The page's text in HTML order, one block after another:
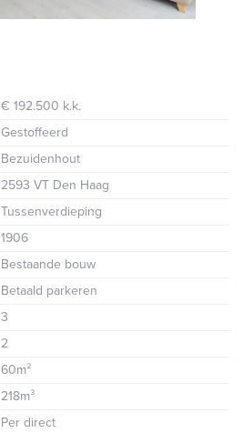
€ 192.500 k.k.
Gestoffeerd
Bezuidenhout
2593 VT Den Haag
Tussenverdieping
1906
Bestaande bouw
Betaald parkeren
3
2
60m²
218m³
Per direct